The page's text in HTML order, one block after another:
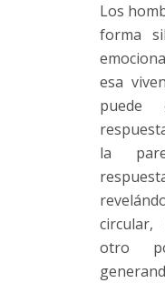
Los
forma
esa
puede
la
circular,
otro